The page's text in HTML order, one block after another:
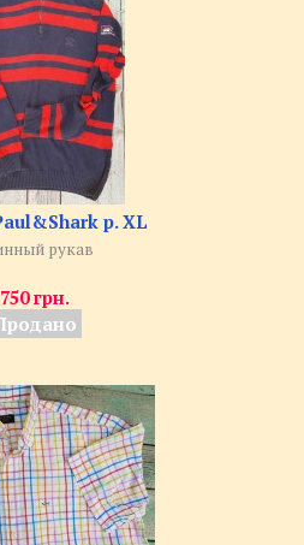
р. XL
рукав
750 грн.